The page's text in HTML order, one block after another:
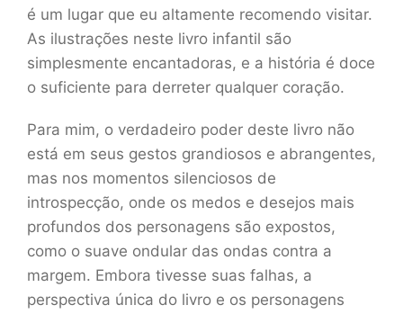
é um lugar que eu altamente recomendo visitar.
As ilustrações neste livro infantil são
simplesmente encantadoras, e a história é doce
o suficiente para derreter qualquer coração.
Para mim, o verdadeiro poder deste livro não
está em seus gestos grandiosos e abrangentes,
mas nos momentos silenciosos de
introspecção, onde os medos e desejos mais
profundos dos personagens são expostos,
como o suave ondular das ondas contra a
margem. Embora tivesse suas falhas, a
perspectiva única do livro e os personagens